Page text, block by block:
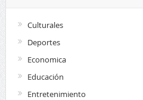
Culturales
Deportes
Economica
Educación
Entretenimiento